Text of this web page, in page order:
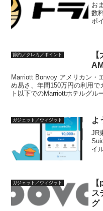
お
数
ポ
運
節約／クレカ／ポイント
Marriott Bonvoy アメリカン・
め易さ、年間150万円の利用
ト以下でのMarriottホテルグル
ガジェット／ウィジット よ
JR
イ
ガジェット／ウィジット
ス
グ